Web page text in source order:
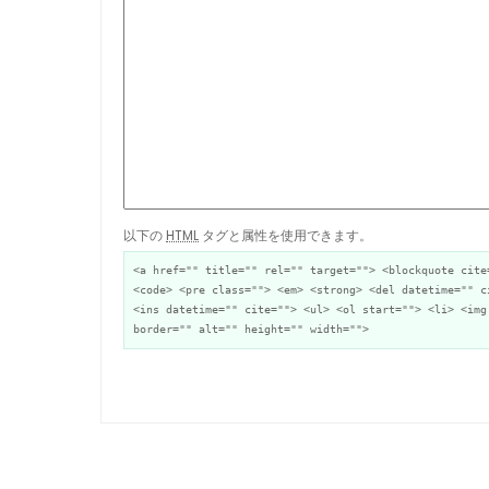
以下の HTML タグと属性を使用できます。
<a href="" title="" rel="" target=""> <blockquote
<code> <pre class=""> <em> <strong> <del datetime=""
<ins datetime="" cite=""> <ul> <ol start=""> <li>
border="" alt="" height="" width="">